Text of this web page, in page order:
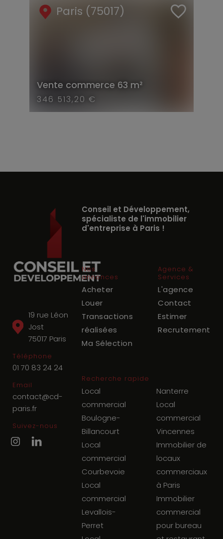
Paris (75017)
Vente commerce 63 m²
346 513,20 €
19 rue Léon
Jost
75017 Paris
Téléphone
01 70 83 24 24
Email
contact@cd-
paris.fr
Suivez-nous
Conseil et Développement,
spécialiste de l'immobilier
d'entreprise à Paris !
Nos
annonces
Acheter
Louer
Transactions
réalisées
Ma Sélection
Agence &
Services
L'agence
Contact
Estimer
Recrutement
Recherche rapide
Local
commercial
Boulogne-
Billancourt
Local
commercial
Courbevoie
Local
commercial
Levallois-
Perret
Nanterre
Local
commercial
Vincennes
Immobilier de
locaux
commerciaux
à Paris
Immobilier
commercial
pour bureau